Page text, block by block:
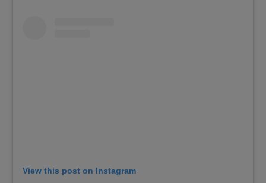
View this post on Instagram